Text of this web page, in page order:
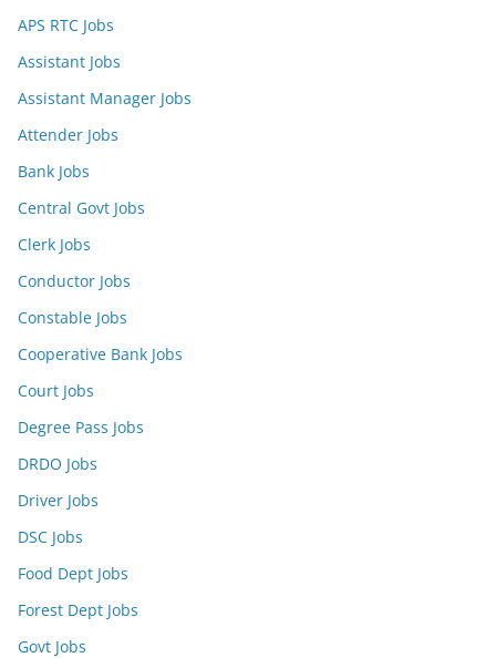
APS RTC Jobs
Assistant Jobs
Assistant Manager Jobs
Attender Jobs
Bank Jobs
Central Govt Jobs
Clerk Jobs
Conductor Jobs
Constable Jobs
Cooperative Bank Jobs
Court Jobs
Degree Pass Jobs
DRDO Jobs
Driver Jobs
DSC Jobs
Food Dept Jobs
Forest Dept Jobs
Govt Jobs